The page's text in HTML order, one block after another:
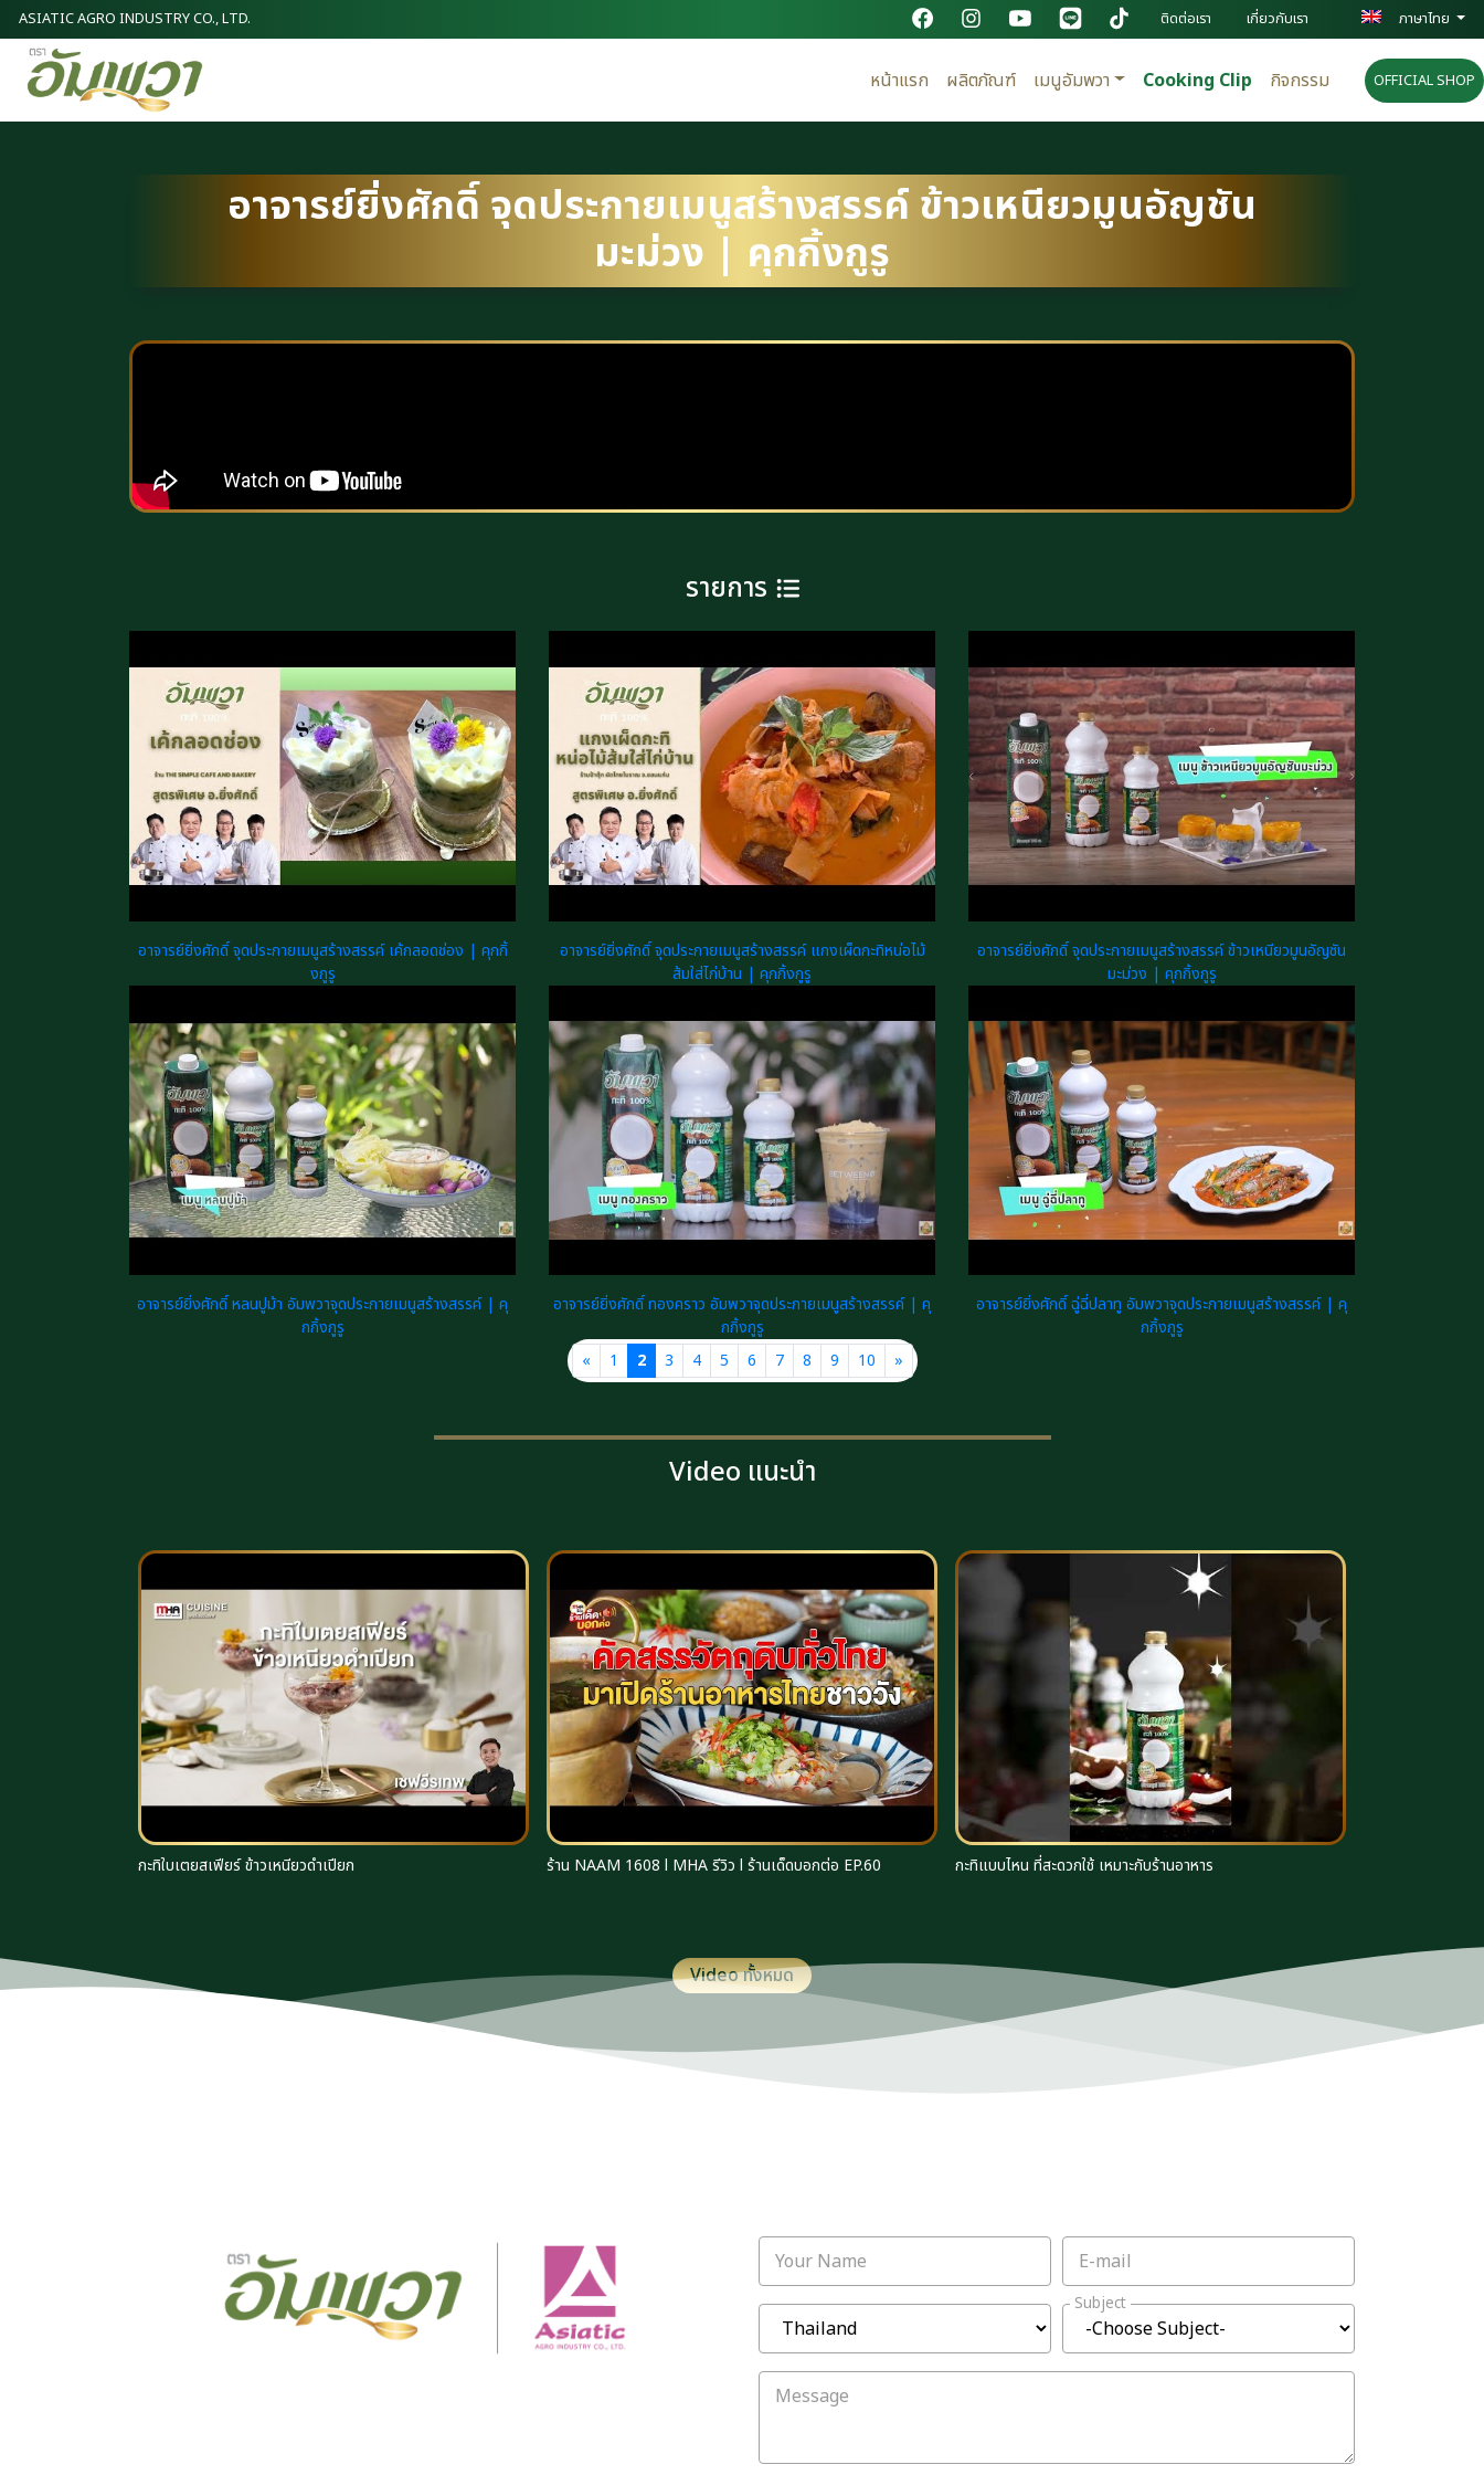
ASIATIC AGRO INDUSTRY CO., LTD. ติดต่อเรา เกี่ยวกับเรา ภาษาไทย
หน้าแรก ผลิตภัณฑ์ เมนูอัมพวา Cooking Clip กิจกรรม OFFICIAL SHOP
อาจารย์ยิ่งศักดิ์ จุดประกายเมนูสร้างสรรค์ ข้าวเหนียวมูนอัญชัน
มะม่วง | คุกกิ้งกูรู
รายการ
อาจารย์ยิ่งศักดิ์ จุดประกายเมนูสร้างสรรค์ เค้กลอดช่อง | คุกกิ้
งกูรู
อาจารย์ยิ่งศักดิ์ จุดประกายเมนูสร้างสรรค์ แกงเผ็ดกะทิหน่อไม้
ส้มใส่ไก่บ้าน | คุกกิ้งกูรู
อาจารย์ยิ่งศักดิ์ จุดประกายเมนูสร้างสรรค์ ข้าวเหนียวมูนอัญชัน
มะม่วง | คุกกิ้งกูรู
อาจารย์ยิ่งศักดิ์ หลนปูม้า อัมพวาจุดประกายเมนูสร้างสรรค์ | คุ
กกิ้งกูรู
อาจารย์ยิ่งศักดิ์ ทองคราว อัมพวาจุดประกายเมนูสร้างสรรค์ | คุ
กกิ้งกูรู
อาจารย์ยิ่งศักดิ์ ฉู่ฉี่ปลาทู อัมพวาจุดประกายเมนูสร้างสรรค์ | คุ
กกิ้งกูรู
«
1 2 3 4 5 6 7 8 9 10 »
Video แนะนำ
กะทิใบเตยสเฟียร์ ข้าวเหนียวดำเปียก ร้าน NAAM 1608 l MHA รีวิว l ร้านเด็ดบอกต่อ EP.60 กะทิแบบไหน ที่สะดวกใช้ เหมาะกับร้านอาหาร
Video ทั้งหมด
Your Name E-mail
Subject
Message